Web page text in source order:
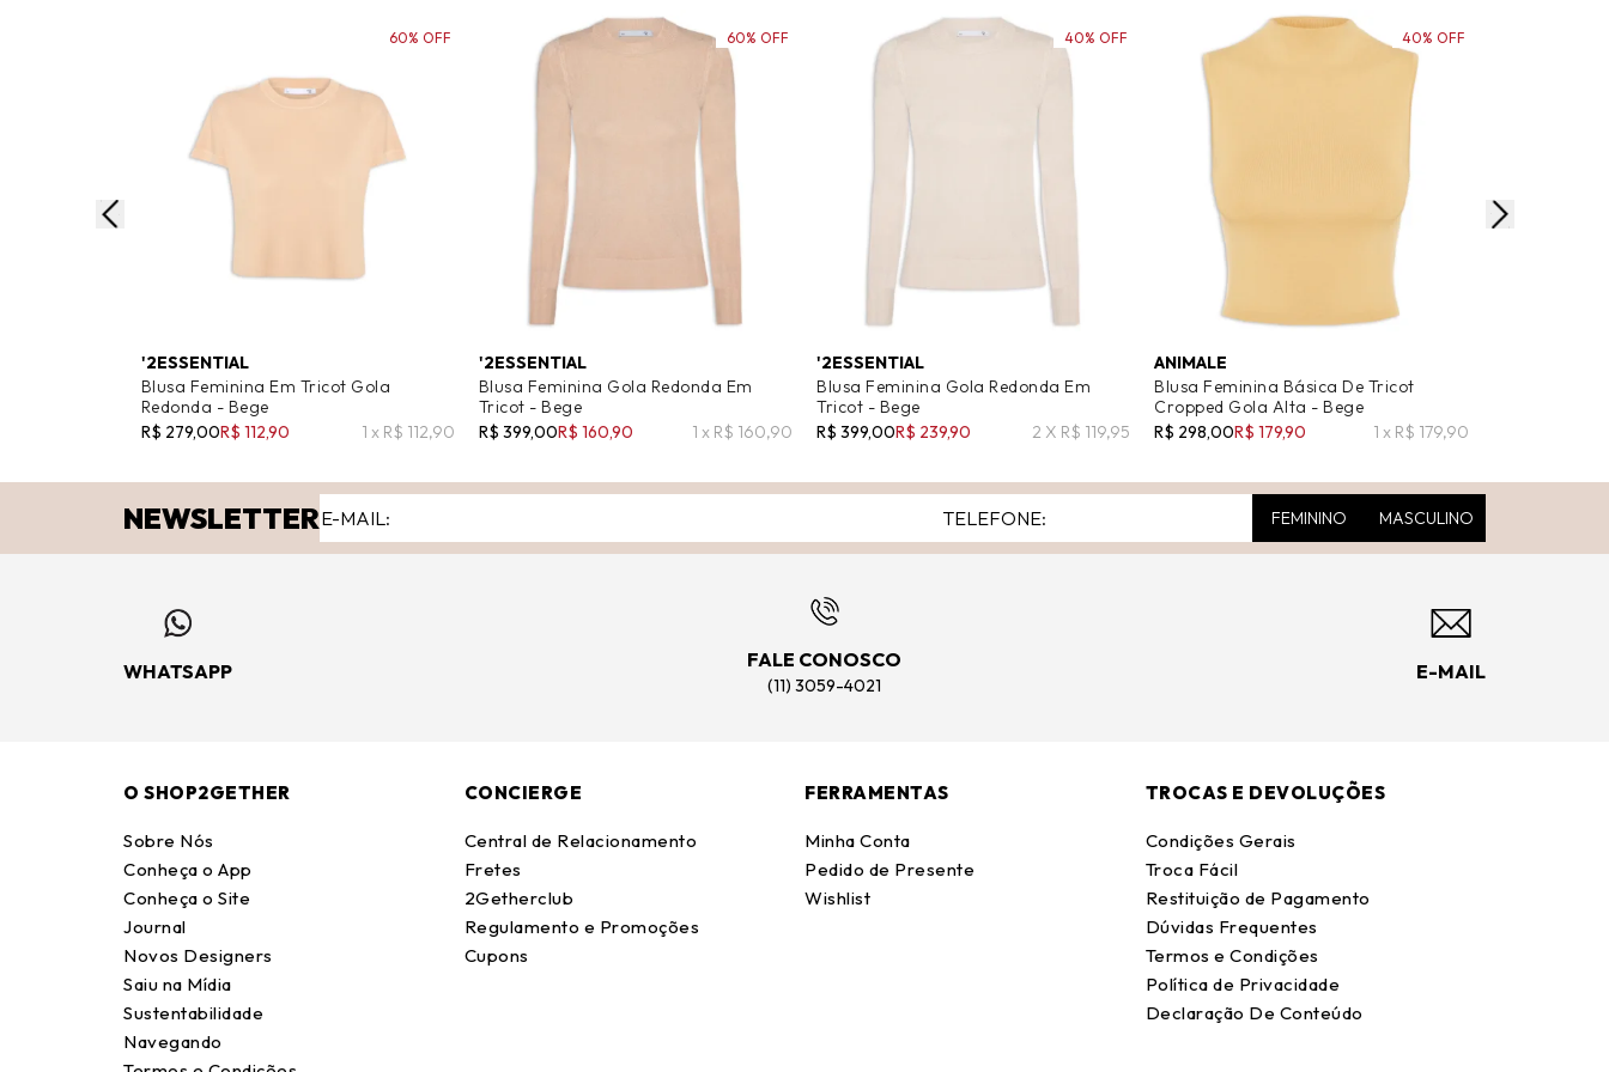
'2ESSENTIAL
Blusa Feminina Em Tricot Gola
Redonda - Bege
R$ 279,00R$ 112,90 1 x R$ 112,90
60% OFF
'2ESSENTIAL
Blusa Feminina Gola Redonda Em
Tricot - Bege
R$ 399,00R$ 160,90 1 x R$ 160,90
60% OFF
'2ESSENTIAL
Blusa Feminina Gola Redonda Em
Tricot - Bege
R$ 399,00R$ 239,90 2 X R$ 119,95
40% OFF
ANIMALE
Blusa Feminina Básica De Tricot
Cropped Gola Alta - Bege
R$ 298,00R$ 179,90 1 x R$ 179,90
40% OFF
NEWSLETTER FEMININO MASCULINO
WHATSAPP
FALE CONOSCO
(11) 3059-4021
E-MAIL
O SHOP2GETHER
Sobre Nós
Conheça o App
Conheça o Site
Journal
Novos Designers
Saiu na Mídia
Sustentabilidade
Navegando
CONCIERGE
Central de Relacionamento
Fretes
2Getherclub
Regulamento e Promoções
Cupons
FERRAMENTAS
Minha Conta
Pedido de Presente
Wishlist
TROCAS E DEVOLUÇÕES
Condições Gerais
Troca Fácil
Restituição de Pagamento
Dúvidas Frequentes
Termos e Condições
Política de Privacidade
Declaração De Conteúdo